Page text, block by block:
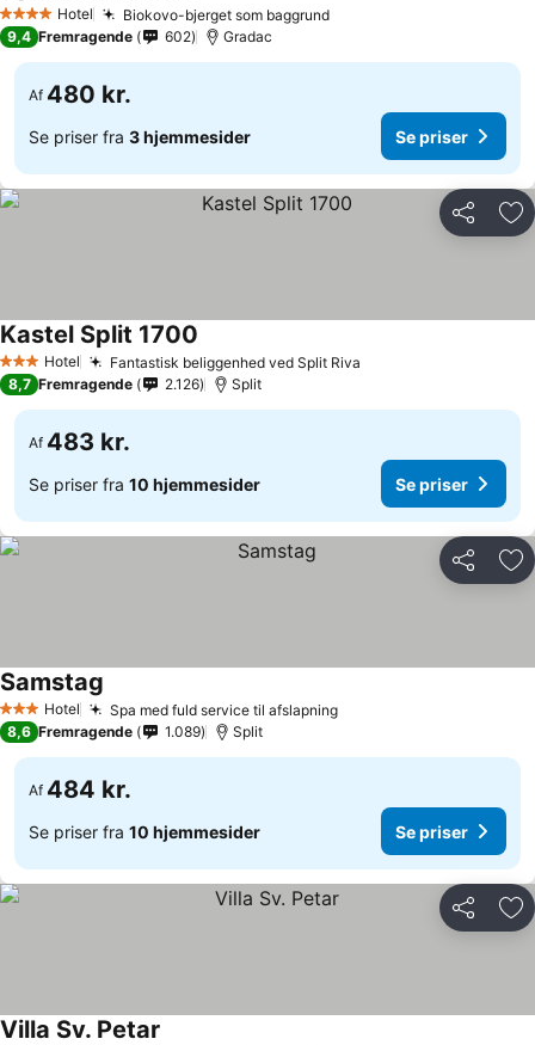
4 StjernerHotel Biokovo-bjerget som baggrund
9,4 Fremragende 602 Gradac
Af 480 kr.
Se priser fra 3 hjemmesider Se priser
Del
3 StjernerHotel Fantastisk beliggenhed ved Split Riva
Kastel Split 1700
8,7 Fremragende 2.126 Split
Af 483 kr.
Se priser fra 10 hjemmesider Se priser
Del
3 StjernerHotel Spa med fuld service til afslapning
Samstag
8,6 Fremragende 1.089 Split
Af 484 kr.
Se priser fra 10 hjemmesider Se priser
Del
Villa Sv. Petar